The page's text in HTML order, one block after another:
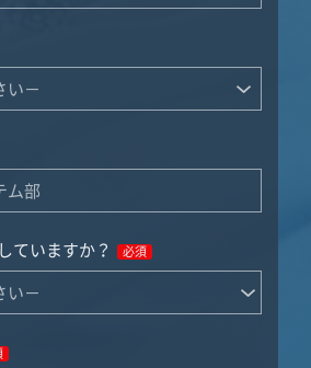
ていますか？ 必須